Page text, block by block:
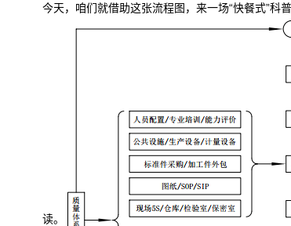
今天，咱们就借助这张流程图，来一场“快餐式”
读。